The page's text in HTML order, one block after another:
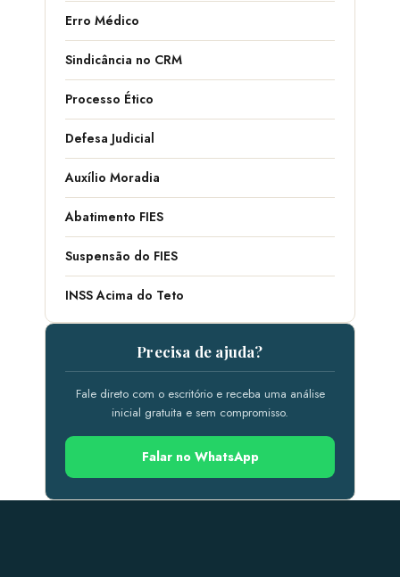
Erro Médico
Sindicância no CRM
Processo Ético
Defesa Judicial
Auxílio Moradia
Abatimento FIES
Suspensão do FIES
INSS Acima do Teto
Precisa de ajuda?
Fale direto com o escritório e receba uma análise
inicial gratuita e sem compromisso.
Falar no WhatsApp